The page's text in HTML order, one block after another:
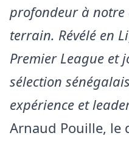
profondeur à
terrain. Révélé en
Premier League et
sélection
expérience et
Arnaud Pouille, le